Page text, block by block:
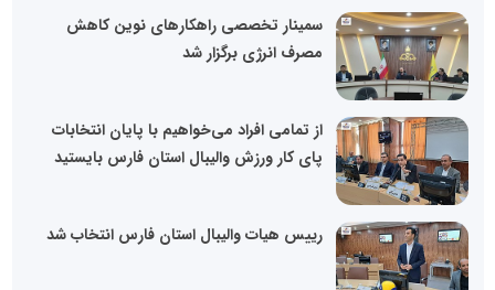
سمینار تخصصی راهکارهای نوین کاهش
مصرف انرژی برگزار شد
از تمامی افراد می‌خواهیم با پایان انتخابات
پای کار ورزش والیبال استان فارس بایستید
رییس هیات والیبال استان فارس انتخاب شد